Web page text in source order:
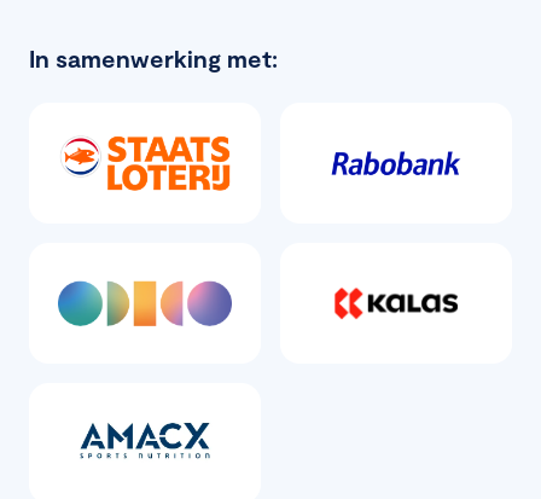
In samenwerking met: